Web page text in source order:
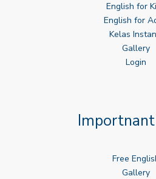
English for
English for
Kelas
Gallery
Login
Free
Gallery